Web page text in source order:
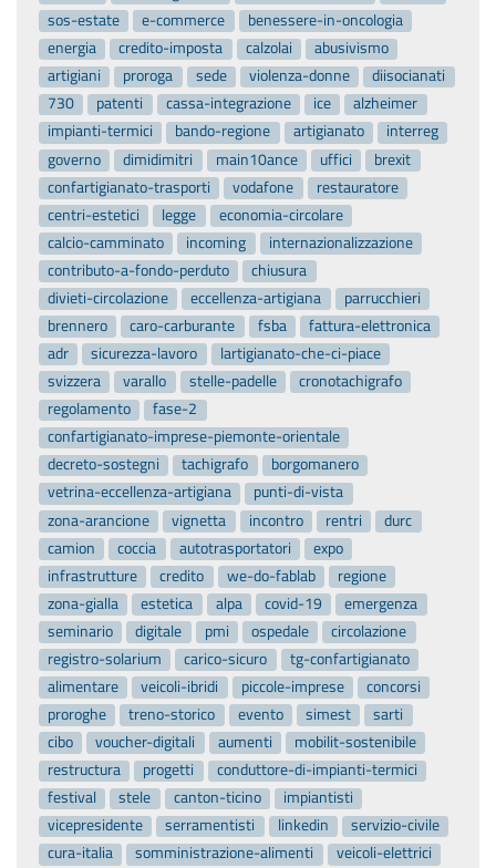
sos-estate
e-commerce
benessere-in-oncologia
energia
credito-imposta calzolai
abusivismo
artigiani
proroga sede violenza-donne
diisocianati
730
patenti cassa-integrazione ice
alzheimer
impianti-termici
bando-regione artigianato
interreg
governo
dimidimitri main10ance uffici
brexit
confartigianato-trasporti
vodafone
restauratore
centri-estetici
legge
economia-circolare
calcio-camminato
incoming
internazionalizzazione
contributo-a-fondo-perduto
chiusura
divieti-circolazione
eccellenza-artigiana
parrucchieri
brennero
caro-carburante fsba
fattura-elettronica
adr
sicurezza-lavoro
lartigianato-che-ci-piace
svizzera
varallo stelle-padelle
cronotachigrafo
regolamento
fase-2
confartigianato-imprese-piemonte-orientale
decreto-sostegni
tachigrafo
borgomanero
vetrina-eccellenza-artigiana
punti-di-vista
zona-arancione
vignetta incontro rentri
durc
camion
coccia autotrasportatori
expo
infrastrutture
credito we-do-fablab
regione
zona-gialla
estetica alpa covid-19
emergenza
seminario
digitale pmi ospedale
circolazione
registro-solarium
carico-sicuro
tg-confartigianato
alimentare
veicoli-ibridi piccole-imprese
concorsi
proroghe
treno-storico evento simest
sarti
cibo
voucher-digitali aumenti
mobilit-sostenibile
restructura
progetti
conduttore-di-impianti-termici
festival
stele canton-ticino
impiantisti
vicepresidente
serramentisti linkedin
servizio-civile
cura-italia
somministrazione-alimenti
veicoli-elettrici